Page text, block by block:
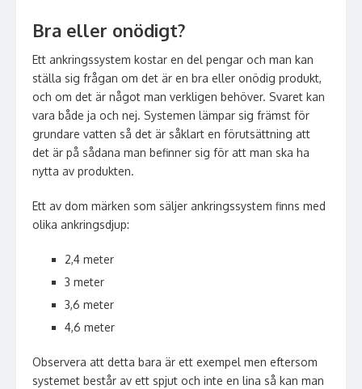
Bra eller onödigt?
Ett ankringssystem kostar en del pengar och man kan
ställa sig frågan om det är en bra eller onödig produkt,
och om det är något man verkligen behöver. Svaret kan
vara både ja och nej. Systemen lämpar sig främst för
grundare vatten så det är såklart en förutsättning att
det är på sådana man befinner sig för att man ska ha
nytta av produkten.
Ett av dom märken som säljer ankringssystem finns med
olika ankringsdjup:
2,4 meter
3 meter
3,6 meter
4,6 meter
Observera att detta bara är ett exempel men eftersom
systemet består av ett spjut och inte en lina så kan man